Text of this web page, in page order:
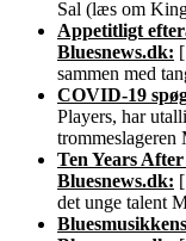
Sal (læs om
Appetitligt
Bluesnews.dk:
sammen med
COVID-19
Players, har
trommeslageren
Ten Years
Bluesnews.dk:
det unge talent